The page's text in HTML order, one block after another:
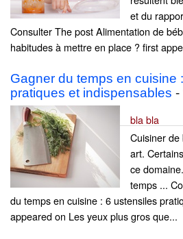
et du
Consulter The post Alimentation de
habitudes à mettre en place ? first
Gagner du temps en cuisine
pratiques et indispensables -
bla bla
Cuisiner
art.
ce
temps ...
du temps en cuisine : 6 ustensiles
appeared on Les yeux plus gros que...